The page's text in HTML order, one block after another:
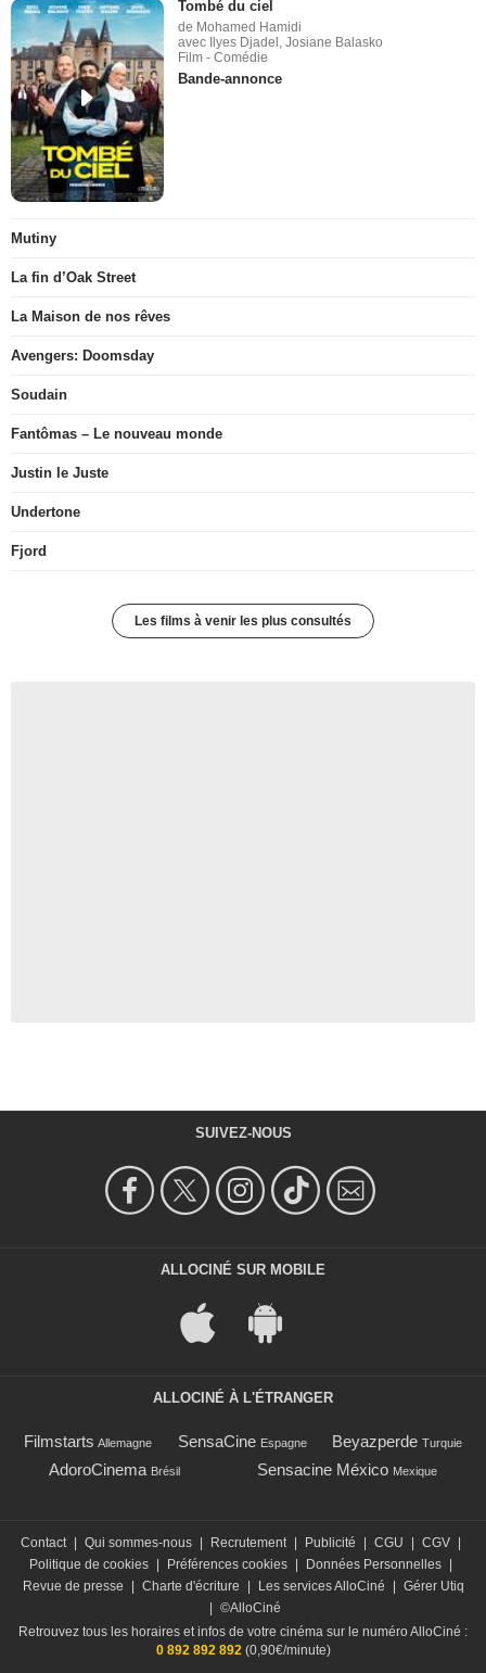
Tombé du ciel
de Mohamed Hamidi
avec Ilyes Djadel, Josiane Balasko
Film - Comédie
Bande-annonce
Mutiny
La fin d’Oak Street
La Maison de nos rêves
Avengers: Doomsday
Soudain
Fantômas – Le nouveau monde
Justin le Juste
Undertone
Fjord
Les films à venir les plus consultés
SUIVEZ-NOUS
ALLOCINÉ SUR MOBILE
ALLOCINÉ À L'ÉTRANGER
Filmstarts Allemagne SensaCine Espagne Beyazperde Turquie
AdoroCinema Brésil Sensacine México Mexique
Contact Qui sommes-nous Recrutement Publicité CGU CGV
Politique de cookies
Préférences cookies Données Personnelles
Revue de presse
Charte d'écriture Les services AlloCiné
Gérer Utiq
©AlloCiné
Retrouvez tous les horaires et infos de votre cinéma sur le numéro AlloCiné :
0 892 892 892(0,90€/minute)